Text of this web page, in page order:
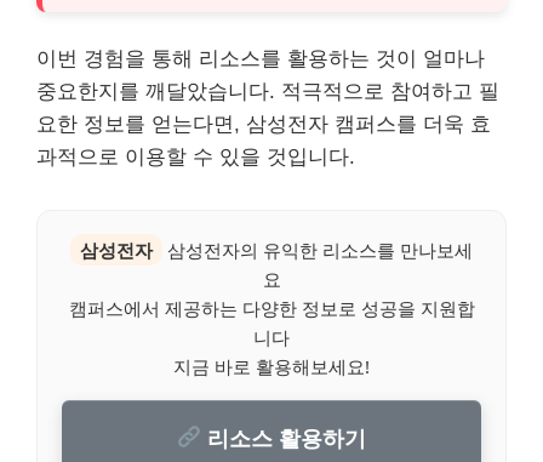
이번 경험을 통해 리소스를 활용하는 것이 얼마나
중요한지를 깨달았습니다. 적극적으로 참여하고 필
요한 정보를 얻는다면, 삼성전자 캠퍼스를 더욱 효
과적으로 이용할 수 있을 것입니다.
삼성전자 삼성전자의 유익한 리소스를 만나보세
요
캠퍼스에서 제공하는 다양한 정보로 성공을 지원합
니다
지금 바로 활용해보세요!
리소스 활용하기